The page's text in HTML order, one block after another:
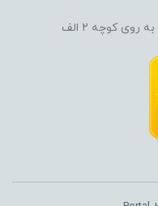
کوچه 2 الف